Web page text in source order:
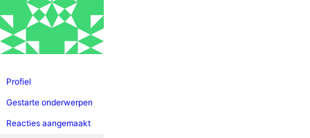
Profiel
Gestarte onderwerpen
Reacties aangemaakt